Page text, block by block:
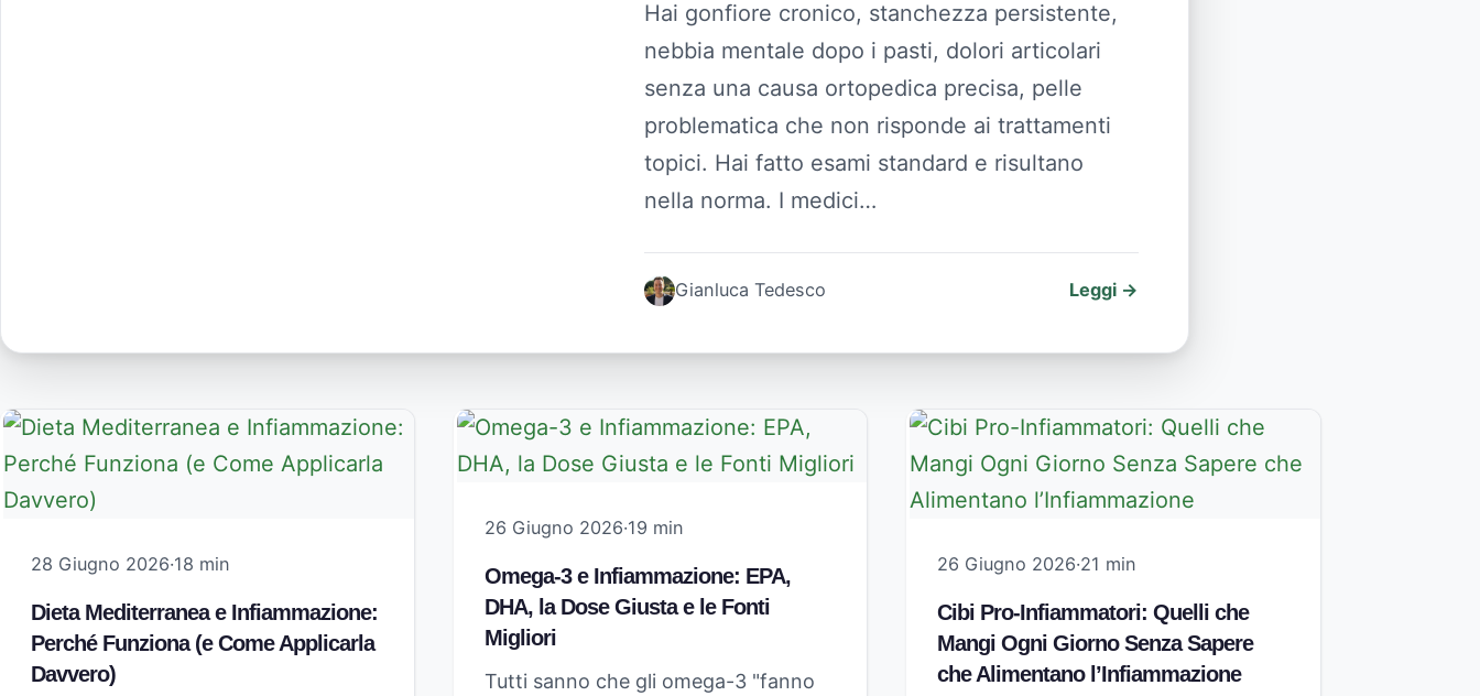
Hai gonfiore cronico, stanchezza persistente,
nebbia mentale dopo i pasti, dolori articolari
senza una causa ortopedica precisa, pelle
problematica che non risponde ai trattamenti
topici. Hai fatto esami standard e risultano
nella norma. I medici…
Gianluca Tedesco Leggi →
28 Giugno 2026·18 min
Dieta Mediterranea e Infiammazione:
Perché Funziona (e Come Applicarla
Davvero)
26 Giugno 2026·19 min
Omega-3 e Infiammazione: EPA,
DHA, la Dose Giusta e le Fonti
Migliori
Tutti sanno che gli omega-3 "fanno
26 Giugno 2026·21 min
Cibi Pro-Infiammatori: Quelli che
Mangi Ogni Giorno Senza Sapere
che Alimentano l’Infiammazione